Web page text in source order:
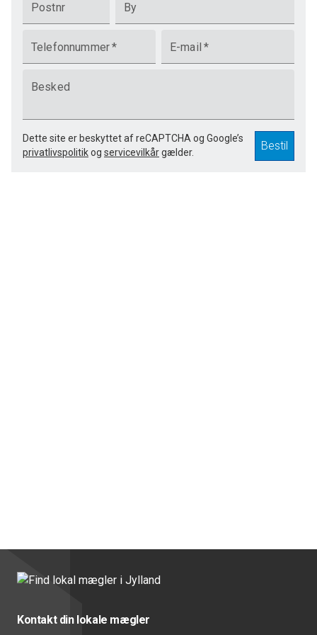
Postnr By
Telefonnummer* E-mail *
Besked
Dette site er beskyttet af reCAPTCHA og Google’s
privatlivspolitikog servicevilkårgælder. Bestil
Kontakt din lokale mægler